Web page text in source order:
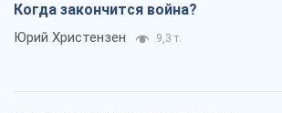
Когда закончится война?
Юрий Христензен 9,3 т.